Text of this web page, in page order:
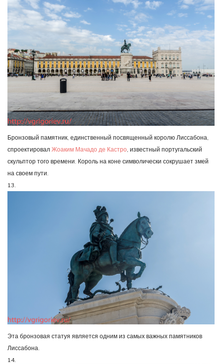
Бронзовый памятник, единственный посвященный королю Лиссабона,
спроектировал Жоаким Мачадо де Кастро, известный португальский
скульптор того времени. Король на коне символически сокрушает змей
на своем пути.
13.
Эта бронзовая статуя является одним из самых важных памятников
Лиссабона.
14.